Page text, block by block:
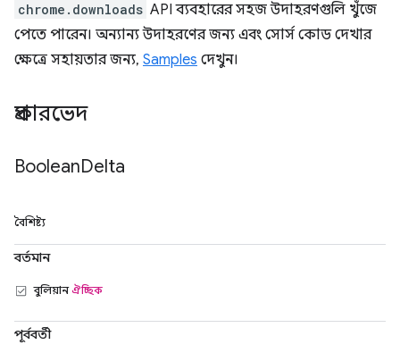
chrome.downloads API ব্যবহারের সহজ উদাহরণগুলি খুঁজে
পেতে পারেন। অন্যান্য উদাহরণের জন্য এবং সোর্স কোড দেখার
ক্ষেত্রে সহায়তার জন্য, Samples দেখুন।
প্রকারভেদ
BooleanDelta
বৈশিষ্ট্য
বর্তমান
বুলিয়ানঐচ্ছিক
পূর্ববর্তী